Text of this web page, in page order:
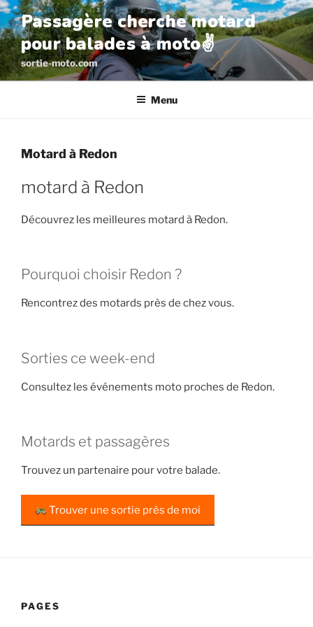
Aller
au
contenu
principal
Passagère cherche motard
pour balades à moto✌️
sortie-moto.com
Menu
Motard à Redon
motard à Redon
Découvrez les meilleures motard à Redon.
Pourquoi choisir Redon ?
Rencontrez des motards près de chez vous.
Sorties ce week-end
Consultez les événements moto proches de Redon.
Motards et passagères
Trouvez un partenaire pour votre balade.
Trouver une sortie près de moi
PAGES